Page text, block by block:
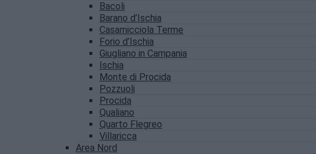
Bacoli
Barano d’Ischia
Casamicciola Terme
Forio d’Ischia
Giugliano in Campania
Ischia
Monte di Procida
Pozzuoli
Procida
Qualiano
Quarto Flegreo
Villaricca
Area Nord